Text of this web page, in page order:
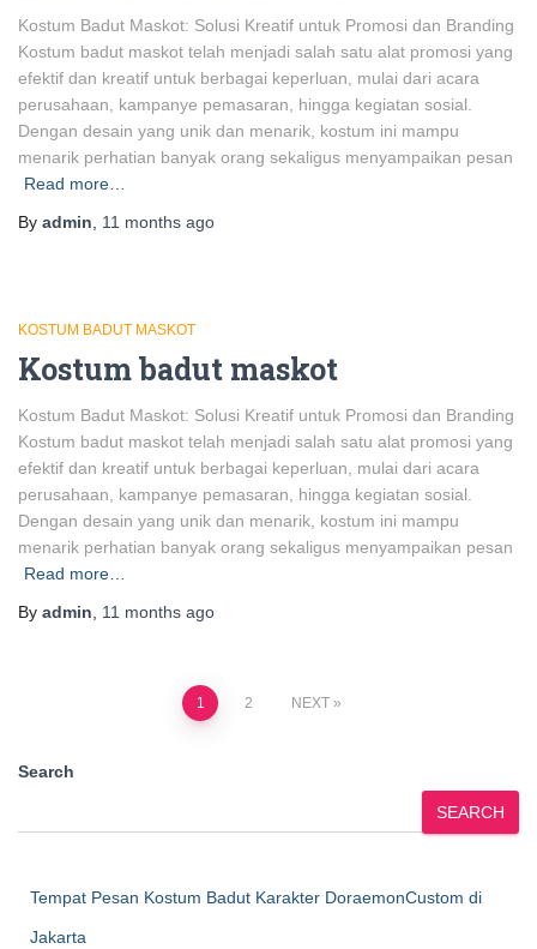
Kostum Badut Maskot: Solusi Kreatif untuk Promosi dan Branding
Kostum badut maskot telah menjadi salah satu alat promosi yang
efektif dan kreatif untuk berbagai keperluan, mulai dari acara
perusahaan, kampanye pemasaran, hingga kegiatan sosial.
Dengan desain yang unik dan menarik, kostum ini mampu
menarik perhatian banyak orang sekaligus menyampaikan pesan
Read more…
By admin 11 months ago
KOSTUM BADUT MASKOT
Kostum badut maskot
Kostum Badut Maskot: Solusi Kreatif untuk Promosi dan Branding
Kostum badut maskot telah menjadi salah satu alat promosi yang
efektif dan kreatif untuk berbagai keperluan, mulai dari acara
perusahaan, kampanye pemasaran, hingga kegiatan sosial.
Dengan desain yang unik dan menarik, kostum ini mampu
menarik perhatian banyak orang sekaligus menyampaikan pesan
Read more…
By admin 11 months ago
pagination
1 2 NEXT
Search
SEARCH
Tempat Pesan Kostum Badut Karakter DoraemonCustom di
Jakarta